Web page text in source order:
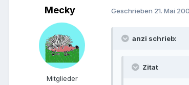
Mecky
Mitglieder
Geschrieben 21. Mai
anzi schrieb:
Zitat